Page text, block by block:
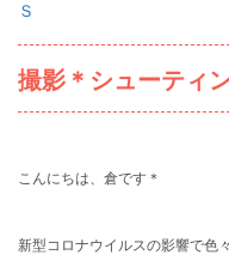
Ｓ
撮影＊シューティ
こんにちは、倉です＊
新型コロナウイルスの影響で色